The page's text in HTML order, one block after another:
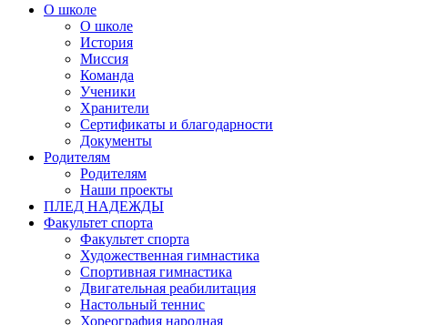
О школе
О школе
История
Миссия
Команда
Ученики
Хранители
Сертификаты и благодарности
Документы
Родителям
Родителям
Наши проекты
ПЛЕД НАДЕЖДЫ
Факультет спорта
Факультет спорта
Художественная гимнастика
Спортивная гимнастика
Двигательная реабилитация
Настольный теннис
Хореография народная